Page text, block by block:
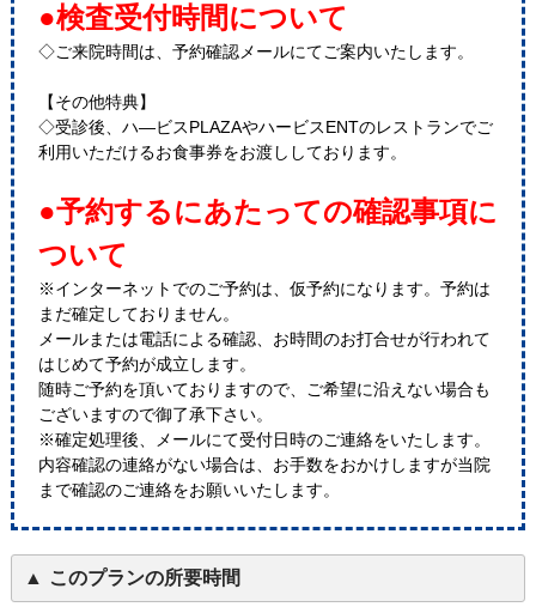
●検査受付時間について
◇ご来院時間は、予約確認メールにてご案内いたします。
【その他特典】
◇受診後、ハ―ビスPLAZAやハービスENTのレストランでご
利用いただけるお食事券をお渡ししております。
●予約するにあたっての確認事項に
ついて
※インターネットでのご予約は、仮予約になります。予約は
まだ確定しておりません。
メールまたは電話による確認、お時間のお打合せが行われて
はじめて予約が成立します。
随時ご予約を頂いておりますので、ご希望に沿えない場合も
ございますので御了承下さい。
※確定処理後、メールにて受付日時のご連絡をいたします。
内容確認の連絡がない場合は、お手数をおかけしますが当院
まで確認のご連絡をお願いいたします。
このプランの所要時間